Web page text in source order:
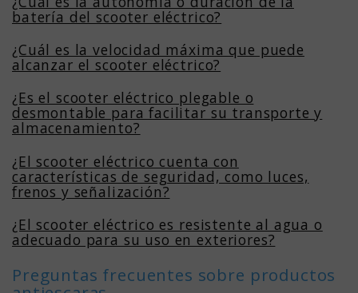
batería del scooter eléctrico?
¿Cuál es la velocidad máxima que puede
alcanzar el scooter eléctrico?
¿Es el scooter eléctrico plegable o
desmontable para facilitar su transporte y
almacenamiento?
¿El scooter eléctrico cuenta con
características de seguridad, como luces,
frenos y señalización?
¿El scooter eléctrico es resistente al agua o
adecuado para su uso en exteriores?
Preguntas frecuentes sobre productos